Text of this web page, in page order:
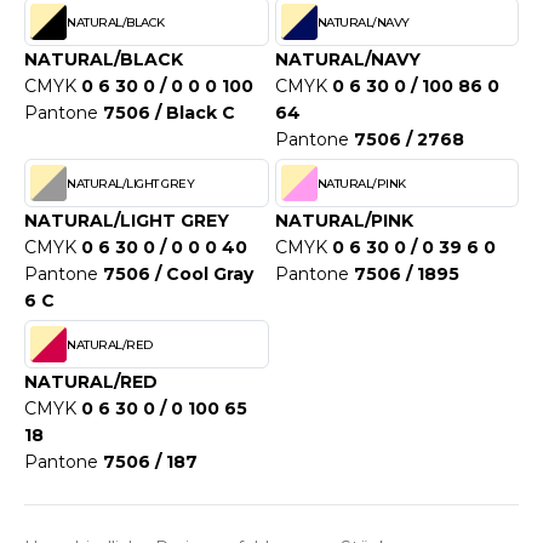
UND JACKEN
COOL
T'S
SERIE
NATURAL/BLACK
NATURAL/BLACK
CMYK 0 6 30 0 / 0 0 0 100
Pantone 7506 / Black C
NATURAL/NAVY
NATURAL/NAVY
CMYK 0 6 30 0 / 100 86 0
64
Pantone 7506 / 2768
NATURAL/LIGHT GREY
NATURAL/LIGHT GREY
CMYK 0 6 30 0 / 0 0 0 40
Pantone 7506 / Cool Gray
6 C
NATURAL/PINK
NATURAL/PINK
CMYK 0 6 30 0 / 0 39 6 0
Pantone 7506 / 1895
NATURAL/RED
NATURAL/RED
CMYK 0 6 30 0 / 0 100 65
18
Pantone 7506 / 187